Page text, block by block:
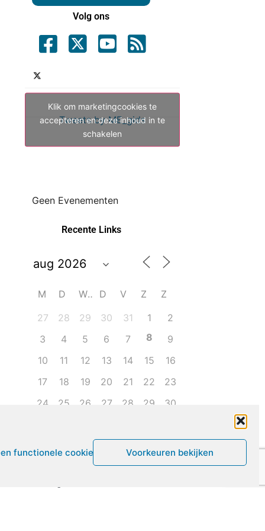
functionele cookies Voorkeuren bekijken
Volg ons
Tweets by ME_gids
Klik om marketingcookies te
accepteren en deze inhoud in te
schakelen
Geen Evenementen
Recente Links
M D W D V Z
Z
27
28 29 30 31 1
2
3
4 5 6 7 8
9
10
11 12 13 14 15
16
17
18 19 20 21 22
23
24
25 26 27 28 29
30
Leven met ME/CVS en POTS